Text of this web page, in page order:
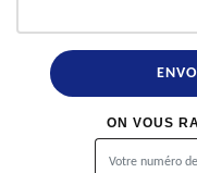
ON VOUS